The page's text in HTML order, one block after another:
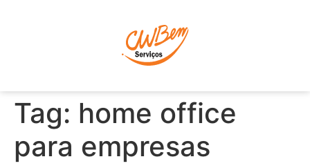
Tag: home office
para empresas